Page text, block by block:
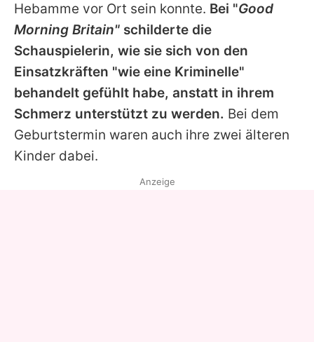
Datenschutzerklärung
Utiq verwalten
Hebamme vor Ort sein konnte. Bei "Good
Morning Britain" schilderte die
Schauspielerin, wie sie sich von den
Einsatzkräften "wie eine Kriminelle"
behandelt gefühlt habe, anstatt in ihrem
Schmerz unterstützt zu werden. Bei dem
Geburtstermin waren auch ihre zwei älteren
Kinder dabei.
Anzeige